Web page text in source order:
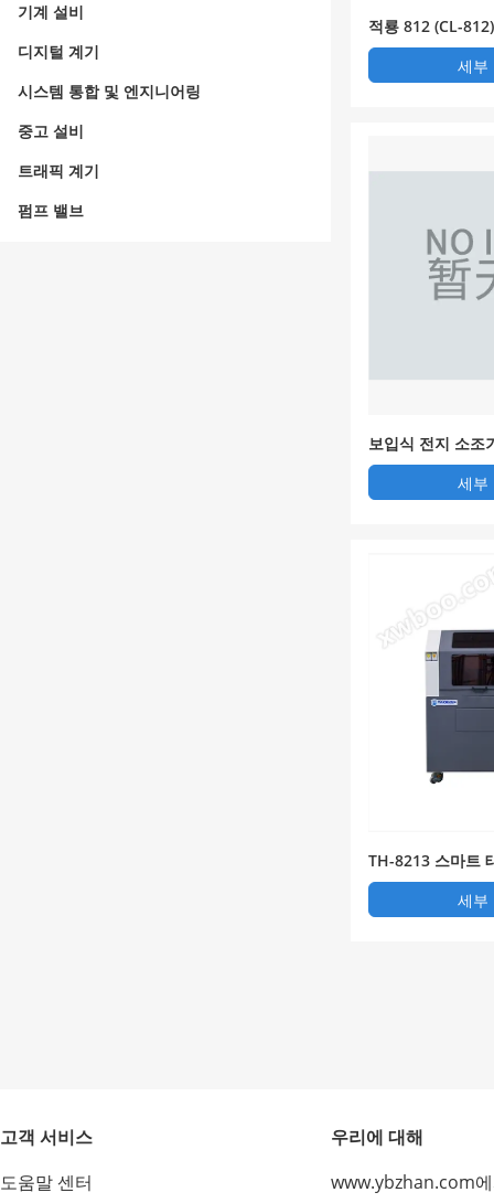
기계 설비
디지털 계기
시스템 통합 및 엔지니어링
중고 설비
트래픽 계기
펌프 밸브
적룡 812 (CL-
고정익 무인기
세부
보입식 전지 소조
세부
TH-8213 스마트
스 용접 밴드 분리
세부
고객 서비스
도움말 센터
우리에 대해
www.ybzhan.com